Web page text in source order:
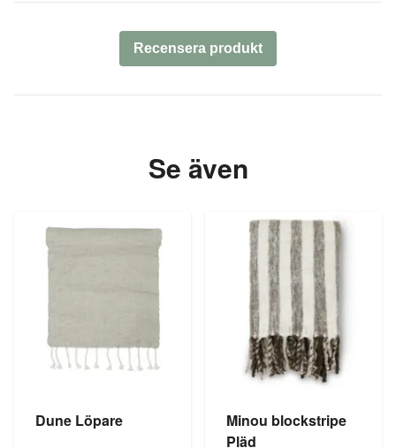
Recensera produkt
Se även
Dune Löpare
Minou blockstripe
Pläd